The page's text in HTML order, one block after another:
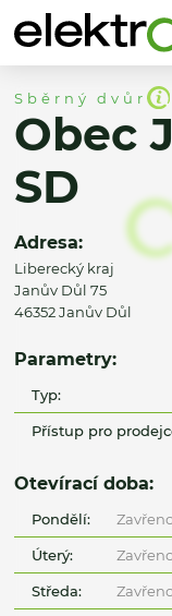
Sběrný dvůr
Obec
SD
Adresa:
Liberecký kraj
Janův Důl 75
46352 Janův Důl
Parametry:
Typ:
Přístup pro
Otevírací doba:
Pondělí:
Úterý:
Středa: